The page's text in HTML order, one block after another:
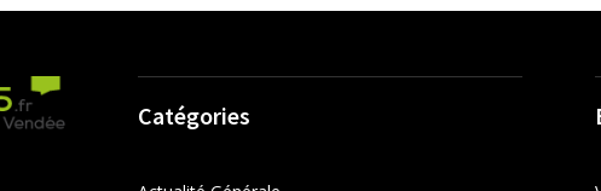
Catégories